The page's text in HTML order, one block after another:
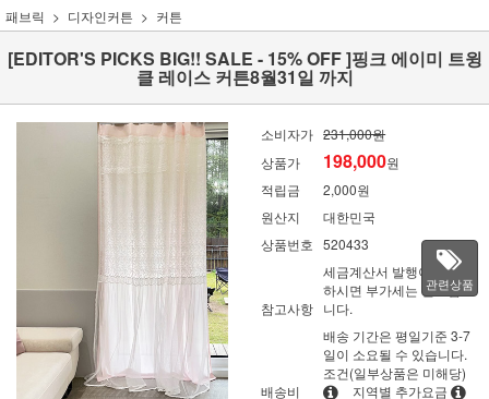
패브릭 디자인커튼 커튼
[EDITOR'S PICKS BIG!! SALE - 15% OFF ]핑크 에이미 트윙
클 레이스 커튼8월31일 까지
소비자가 231,000원
상품가
198,000원
적립금
2,000원
원산지
대한민국
상품번호 520433
참고사항
세금계산서 발행이 필요
하시면 부가세는 별도입
니다.
배송비
배송 기간은 평일기준 3-7
일이 소요될 수 있습니다.
조건(일부상품은 미해당)
지역별 추가요금
관련상품